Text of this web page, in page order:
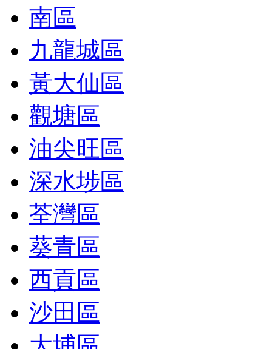
南區
九龍城區
黃大仙區
觀塘區
油尖旺區
深水埗區
荃灣區
葵青區
西貢區
沙田區